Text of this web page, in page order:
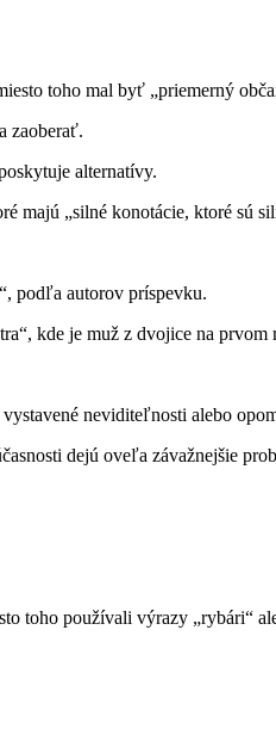
toho mal byť „priemerný
zaoberať.
alternatívy.
„silné konotácie, ktoré sú
podľa autorov príspevku.
kde je muž z dvojice na prvom
neviditeľnosti alebo
dejú oveľa závažnejšie
toho používali výrazy „rybári“